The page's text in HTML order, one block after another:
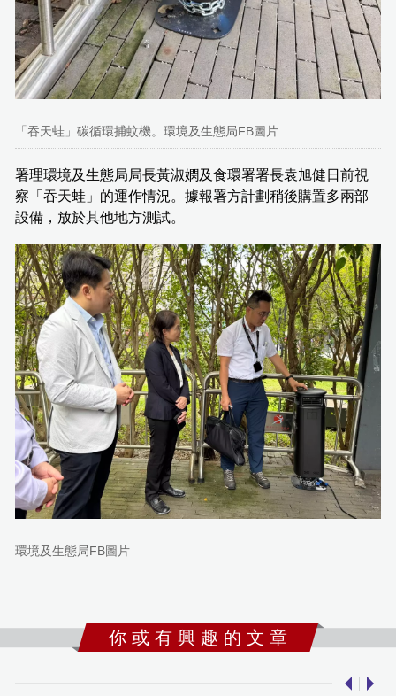
「吞天蛙」碳循環捕蚊機。環境及生態局FB圖片
署理環境及生態局局長黃淑嫻及食環署署長袁旭健日前視
察「吞天蛙」的運作情況。據報署方計劃稍後購置多兩部
設備，放於其他地方測試。
環境及生態局FB圖片
你 或 有 興 趣 的 文 章